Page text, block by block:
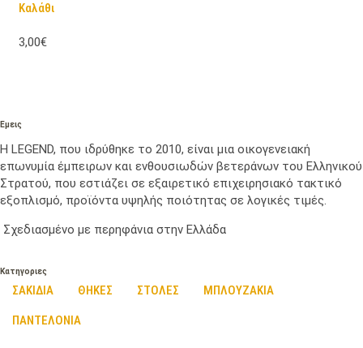
Καλάθι
3,00€
Εμεις
Η LEGEND, που ιδρύθηκε το 2010, είναι μια οικογενειακή
επωνυμία έμπειρων και ενθουσιωδών βετεράνων του Ελληνικού
Στρατού, που εστιάζει σε εξαιρετικό επιχειρησιακό τακτικό
εξοπλισμό, προϊόντα υψηλής ποιότητας σε λογικές τιμές.
Σχεδιασμένο με περηφάνια στην Ελλάδα
Κατηγοριες
ΣΑΚΙΔΙΑ ΘΗΚΕΣ ΣΤΟΛΕΣ ΜΠΛΟΥΖΑΚΙΑ
ΠΑΝΤΕΛΟΝΙΑ